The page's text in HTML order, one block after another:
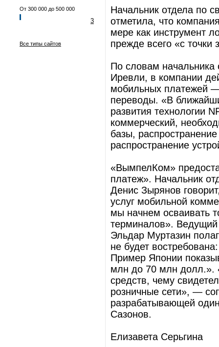
От 300 000 до 500 000
3
Все типы сайтов
Начальник отдела по
отметила, что
мере как инструмент
прежде всего «с точки
По словам
Иревли, в компании
мобильных платежей
переводы. «В
развития технологии
коммерческий,
базы,
распространение
«ВымпелКом»
платеж». Начальник
Денис Зырянов
услуг мобильной
мы начнем осваивать
терминалов». Ведущий
Эльдар Муртазин
не будет
Пример Японии
млн до 70 млн долл.».
средств, чему
розничные сети», —
разрабатывающей
Сазонов.
Елизавета Серьгина